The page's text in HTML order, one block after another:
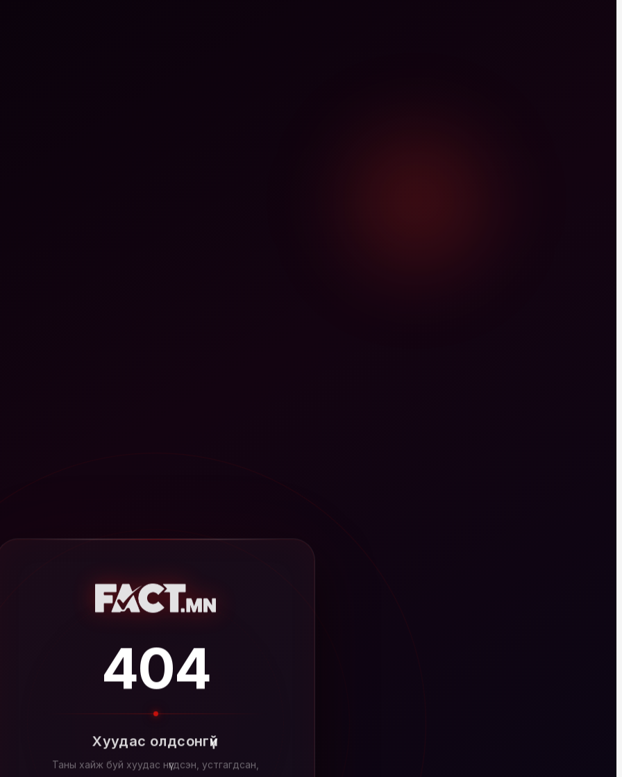
404
Хуудас олдсонгүй
Таны хайж буй хуудас нүүгдсэн, устгагдсан,